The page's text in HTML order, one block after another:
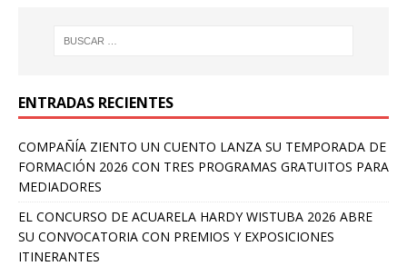
ENTRADAS RECIENTES
COMPAÑÍA ZIENTO UN CUENTO LANZA SU TEMPORADA DE
FORMACIÓN 2026 CON TRES PROGRAMAS GRATUITOS PARA
MEDIADORES
EL CONCURSO DE ACUARELA HARDY WISTUBA 2026 ABRE
SU CONVOCATORIA CON PREMIOS Y EXPOSICIONES
ITINERANTES